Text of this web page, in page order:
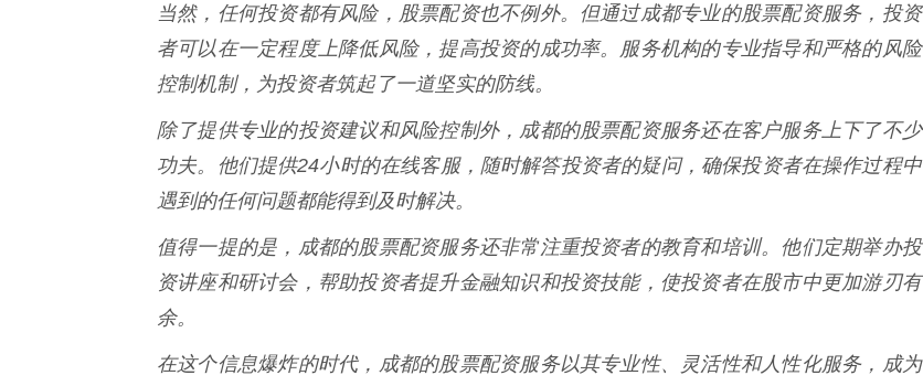
当然，任何投资都有风险，股票配资也不例外。但通过成都专业的股票配资服务，投资
者可以在一定程度上降低风险，提高投资的成功率。服务机构的专业指导和严格的风险
控制机制，为投资者筑起了一道坚实的防线。
除了提供专业的投资建议和风险控制外，成都的股票配资服务还在客户服务上下了不少
功夫。他们提供24小时的在线客服，随时解答投资者的疑问，确保投资者在操作过程中
遇到的任何问题都能得到及时解决。
值得一提的是，成都的股票配资服务还非常注重投资者的教育和培训。他们定期举办投
资讲座和研讨会，帮助投资者提升金融知识和投资技能，使投资者在股市中更加游刃有
余。
在这个信息爆炸的时代，成都的股票配资服务以其专业性、灵活性和人性化服务，成为